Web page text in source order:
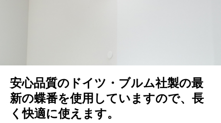
安心品質のドイツ・ブルム社製の最
新の蝶番を使用していますので、長
く快適に使えます。